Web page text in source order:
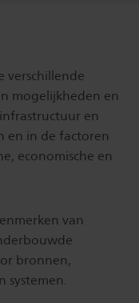
verschillende
mogelijkheden en
en
en in de factoren
economische en
van
bronnen,
systemen.